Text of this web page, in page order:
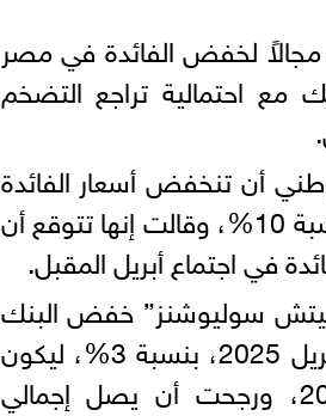
لخفض الفائدة في مصر
مع احتمالية تراجع التضخم
أن تنخفض أسعار الفائدة
بالبنك المركزي المصري خلال عام 2025 بنسبة 10%، وقالت إنها تتوقع أن
في اجتماع أبريل المقبل.
سوليوشنز” خفض البنك
المركزي المصري سعر الفائدة في اجتماع أبريل 2025، بنسبة 3%، ليكون
بذلك أول تخفيض للفائدة منذ عام 2020، ورجحت أن يصل إجمالي